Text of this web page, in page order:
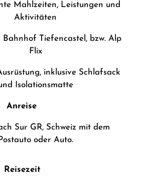
Mahlzeiten, Leistungen und
Aktivitäten
Bahnhof Tiefencastel, bzw. Alp
Flix
inklusive Schlafsack
Isolationsmatte
Anreise
Sur GR, Schweiz mit dem
Postauto oder Auto.
Reisezeit